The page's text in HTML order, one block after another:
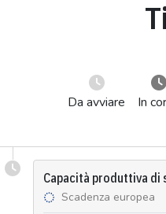
Da avviare In
Capacità produttiva
Scadenza europea